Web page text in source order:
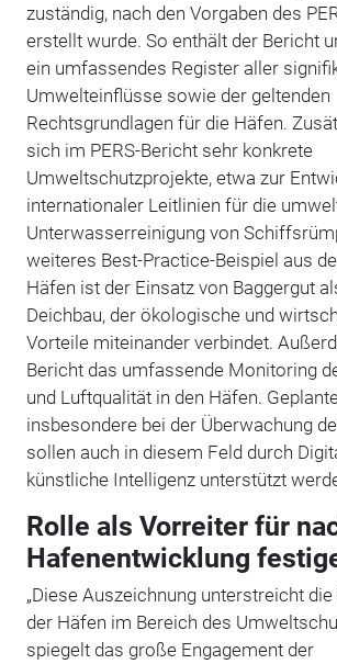
zuständig, nach den Vorgaben des
erstellt wurde. So enthält der Bericht
ein umfassendes Register aller
Umwelteinflüsse sowie der geltenden
Rechtsgrundlagen für die Häfen.
sich im PERS-Bericht sehr konkrete
Umweltschutzprojekte, etwa zur
internationaler Leitlinien für die
Unterwasserreinigung von
weiteres Best-Practice-Beispiel aus
Häfen ist der Einsatz von Baggergut
Deichbau, der ökologische und
Vorteile miteinander verbindet.
Bericht das umfassende Monitoring
und Luftqualität in den Häfen.
insbesondere bei der Überwachung
sollen auch in diesem Feld durch
künstliche Intelligenz unterstützt
Rolle als Vorreiter für
Hafenentwicklung
„Diese Auszeichnung unterstreicht
der Häfen im Bereich des
spiegelt das große Engagement der